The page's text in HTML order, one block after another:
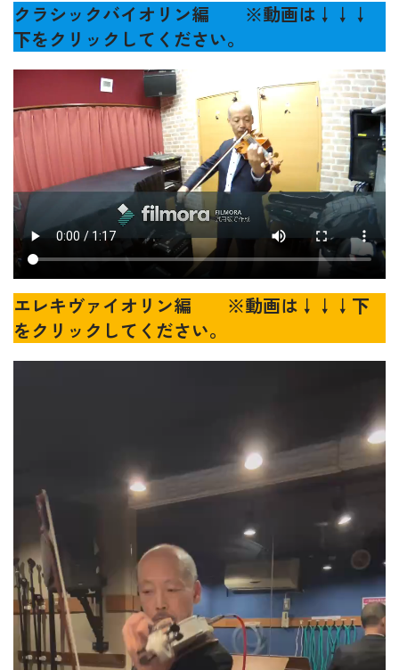
クラシックバイオリン編 ※動画は↓↓↓
下をクリックしてください。
エレキヴァイオリン編 ※動画は↓↓↓下
をクリックしてください。